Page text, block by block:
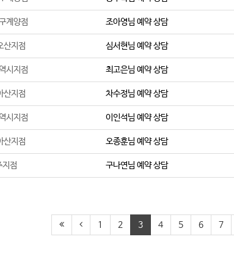
계양점 조아영님 예약 상담
산지점 심서현님 예약 상담
시지점 최고은님 예약 상담
산지점 차수정님 예약 상담
시지점 이인석님 예약 상담
산지점 오종훈님 예약 상담
지점 구나연님 예약 상담
1 2 3 4 5 6 7